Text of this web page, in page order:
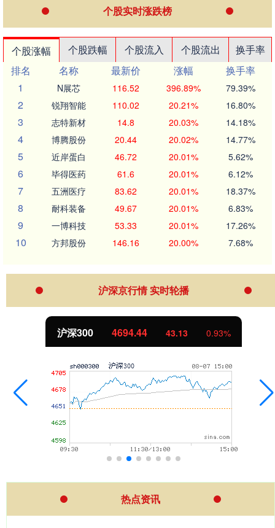
个股实时涨跌榜
个股涨幅 个股跌幅 个股流入 个股流出
换手率
排名
名称 最新价 涨幅
换手率
1
N展芯 116.52 396.89% 79.39%
2 锐翔智能 110.02 20.21% 16.80%
3 志特新材 14.8 20.03% 14.18%
4 博腾股份 20.44 20.02% 14.77%
5 近岸蛋白 46.72 20.01% 5.62%
6 毕得医药 61.6 20.01% 6.12%
7 五洲医疗 83.62 20.01% 18.37%
8 耐科装备 49.67 20.01% 6.83%
9 一博科技 53.33 20.01% 17.26%
10 方邦股份 146.16 20.00% 7.68%
沪深京行情 实时轮播
北证50 1134.24 11.37 1.01%
热点资讯